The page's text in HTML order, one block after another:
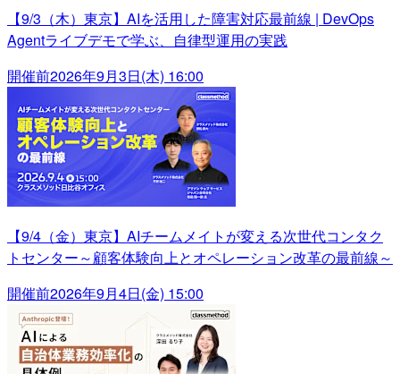
【9/3（木）東京】AIを活用した障害対応最前線 | DevOps
Agentライブデモで学ぶ、自律型運用の実践
開催前2026年9月3日(木) 16:00
【9/4（金）東京】AIチームメイトが変える次世代コンタク
トセンター～顧客体験向上とオペレーション改革の最前線～
開催前2026年9月4日(金) 15:00